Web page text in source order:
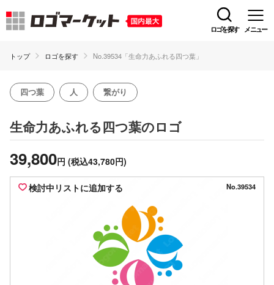
ロゴを探す メニュー
トップ ロゴを探す No.39534「生命力あふれる四つ葉」
四つ葉 人 繋がり
生命力あふれる四つ葉のロゴ
39,800円 (税込43,780円)
検討中リストに追加する No.39534